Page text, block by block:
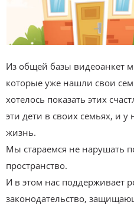
Из общей базы видеоанкет
которые уже нашли свои
хотелось показать этих
эти дети в своих семьях, и у
жизнь.
Мы стараемся не нарушать
пространство.
И в этом нас поддерживает
законодательство,